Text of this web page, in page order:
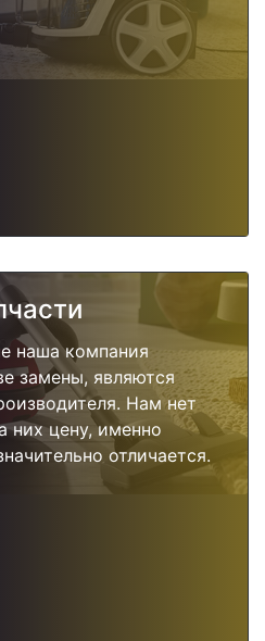
наша компания
замены, являются
Нам нет
них цену, именно
отличается.